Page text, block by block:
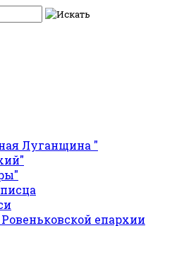
Луганщина "
епархии